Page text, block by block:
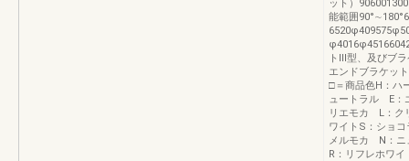
ット）
能範囲
トⅢ型、及びブ
エンドブラケッ
□＝商品色H：
ュートラル E
リエモカ L：ク
ワイトS：ショ
メルモカ N：
R：リフレホワイ